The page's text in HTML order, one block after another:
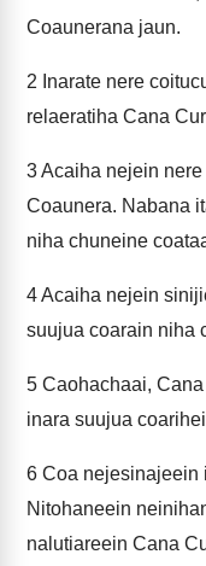
Coaunerana jaun.
2 Inarate nere
relaeratiha Cana
3Acaiha nejein
Coaunera. Nabana
niha chuneine
4Acaiha nejein
suujua coarain niha
5 Caohachaai,
inara suujua
6 Coa nejesinajeein
Nitohaneein
nalutiareein Cana